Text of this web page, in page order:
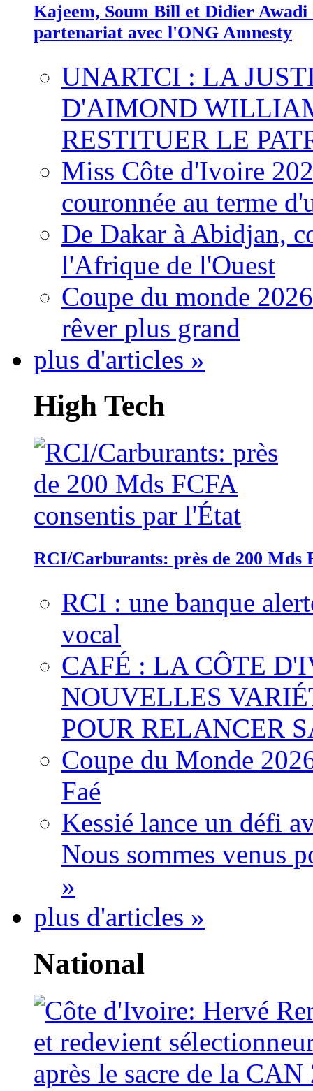
Kajeem, Soum Bill et Didier
partenariat avec l'ONG Amnesty
UNARTCI : LA
D'AIMOND
RESTITUER LE
Miss Côte d'Ivoire
couronnée au terme
De Dakar à Abidjan,
l'Afrique de l'Ouest
Coupe du monde
rêver plus grand
plus d'articles »
High Tech
RCI/Carburants: près de 200 Mds
RCI : une banque
vocal
CAFÉ : LA CÔTE
NOUVELLES
POUR RELANCER
Coupe du Monde
Faé
Kessié lance un défi
Nous sommes venus
»
plus d'articles »
National